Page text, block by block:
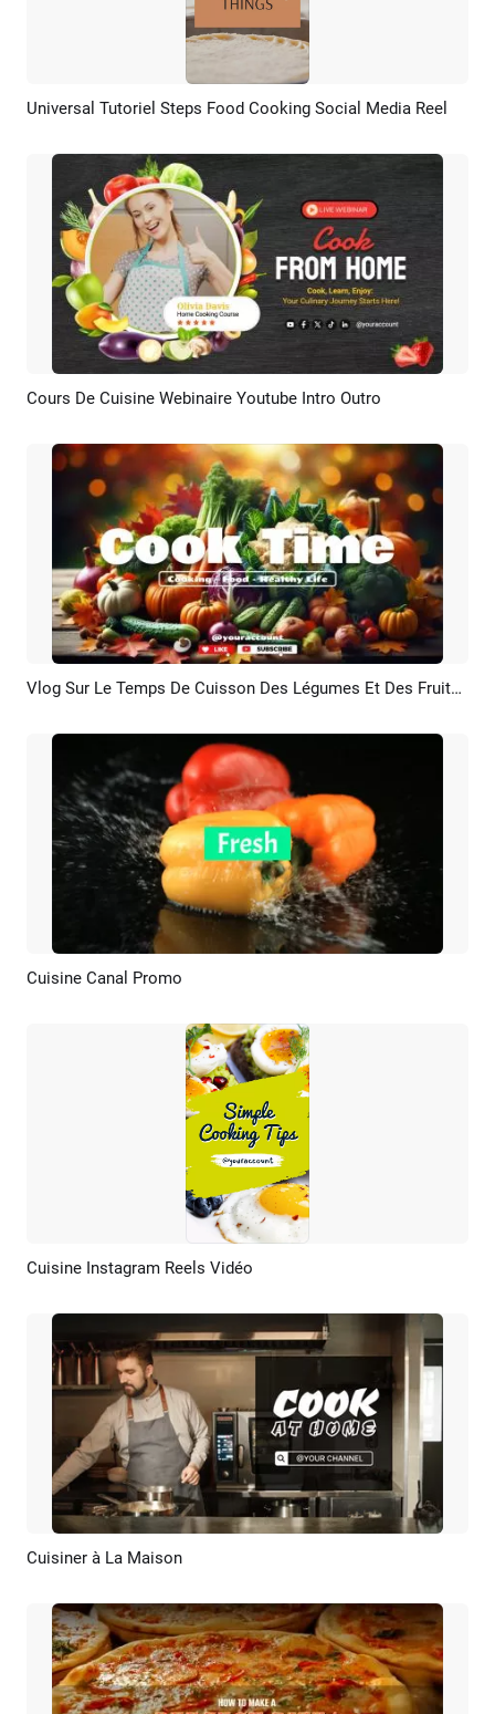
Aperçu Créer IA
Universal Tutoriel Steps Food Cooking Social Media Reel
Aperçu Créer IA
Cours De Cuisine Webinaire Youtube Intro Outro
Aperçu Créer IA Vlog Sur Le Temps De Cuisson Des Légumes Et Des Fruits Généré Par L'IA Chaîne Youtube Intro Outro
Aperçu
Cuisine Canal Promo
Aperçu
Cuisine Instagram Reels Vidéo
Aperçu
Cuisiner à La Maison